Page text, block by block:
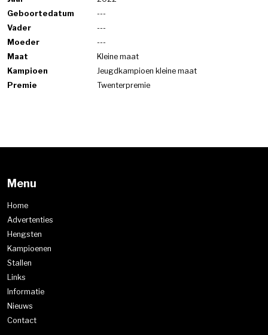
Geboortedatum
---
Vader
---
Moeder
---
Maat
Kleine maat
Kampioen
Jeugdkampioen kleine maat
Premie
Twenterpremie
Menu
Home
Advertenties
Hengsten
Kampioenen
Stallen
Links
Informatie
Nieuws
Contact